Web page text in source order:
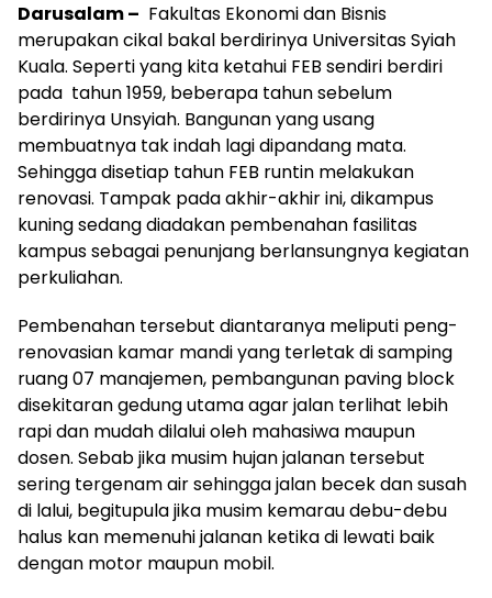
Darusalam– Fakultas Ekonomi dan Bisnis
merupakan cikal bakal berdirinya Universitas Syiah
Kuala. Seperti yang kita ketahui FEB sendiri berdiri
pada tahun 1959, beberapa tahun sebelum
berdirinya Unsyiah. Bangunan yang usang
membuatnya tak indah lagi dipandang mata.
Sehingga disetiap tahun FEB runtin melakukan
renovasi. Tampak pada akhir-akhir ini, dikampus
kuning sedang diadakan pembenahan fasilitas
kampus sebagai penunjang berlansungnya kegiatan
perkuliahan.
Pembenahan tersebut diantaranya meliputi peng-
renovasian kamar mandi yang terletak di samping
ruang 07 manajemen, pembangunan paving block
disekitaran gedung utama agar jalan terlihat lebih
rapi dan mudah dilalui oleh mahasiwa maupun
dosen. Sebab jika musim hujan jalanan tersebut
sering tergenam air sehingga jalan becek dan susah
di lalui, begitupula jika musim kemarau debu-debu
halus kan memenuhi jalanan ketika di lewati baik
dengan motor maupun mobil.